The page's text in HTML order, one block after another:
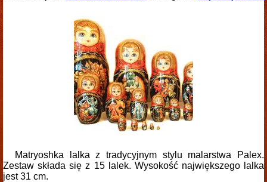
Matryoshka lalka z tradycyjnym stylu malarstwa Palex.
Zestaw składa się z 15 lalek. Wysokość największego lalka
jest 31 cm.